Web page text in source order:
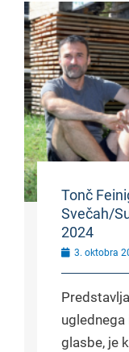
Tonč
Svečah/
2024
3. oktobra
glasbe, je